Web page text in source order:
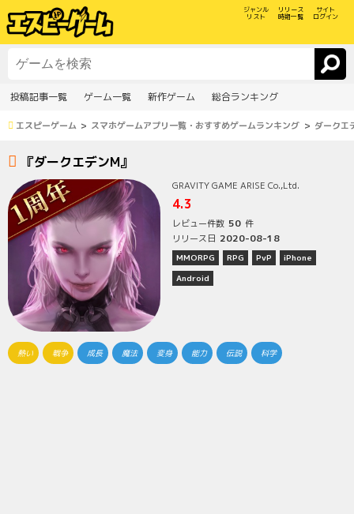
ジャンル
リスト
リリース
時期一覧
サイト
ログイン
投稿記事一覧 ゲーム一覧 新作ゲーム 総合ランキング
エスピーゲーム スマホゲームアプリ一覧・おすすめゲームランキング ダークエ
『ダークエデンM』
GRAVITY GAME ARISE Co.,Ltd.
4.3
レビュー件数 50 件
リリース日 2020-08-18
MMORPG RPG PvP
iPhone
Android
熱い 戦争 成長 魔法 変身 能力 伝説 科学